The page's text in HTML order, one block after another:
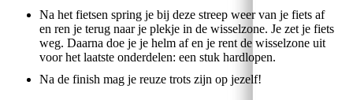
Na het fietsen spring je bij deze streep weer van je fiets af
en ren je terug naar je plekje in de wisselzone. Je zet je fiets
weg. Daarna doe je je helm af en je rent de wisselzone uit
voor het laatste onderdelen: een stuk hardlopen.
Na de finish mag je reuze trots zijn op jezelf!